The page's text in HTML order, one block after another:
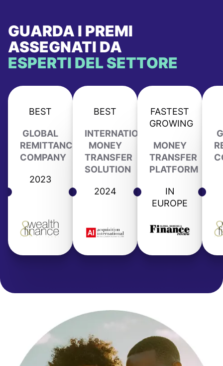
GUARDA I PREMI
ASSEGNATI DA
ESPERTI DEL SETTORE
BEST
GLOBAL
REMITTANCE
COMPANY
2023
BEST
INTERNATIONAL
MONEY
TRANSFER
SOLUTION
2024
FASTEST
GROWING
MONEY
TRANSFER
PLATFORM
IN
EUROPE